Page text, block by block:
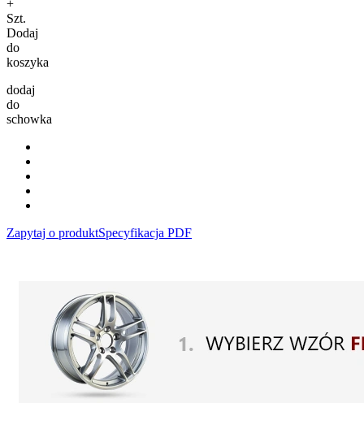
+
Szt.
Dodaj
do
koszyka
dodaj
do
schowka
Zapytaj o produktSpecyfikacja PDF